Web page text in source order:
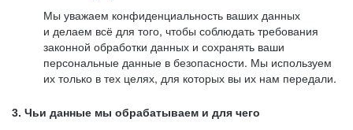
Мы уважаем конфиденциальность ваших данных
и делаем всё для того, чтобы соблюдать требования
законной обработки данных и сохранять ваши
персональные данные в безопасности. Мы используем
их только в тех целях, для которых вы их нам передали.
3. Чьи данные мы обрабатываем и для чего